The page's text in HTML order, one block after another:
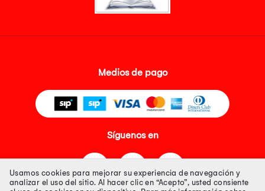
Medios de pago
Síguenos en
Usamos cookies para mejorar su experiencia de navegación y
analizar el uso del sitio. Al hacer clic en “Acepto”, usted consiente